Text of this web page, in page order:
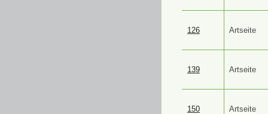
126 Artseite
139 Artseite
150 Artseite